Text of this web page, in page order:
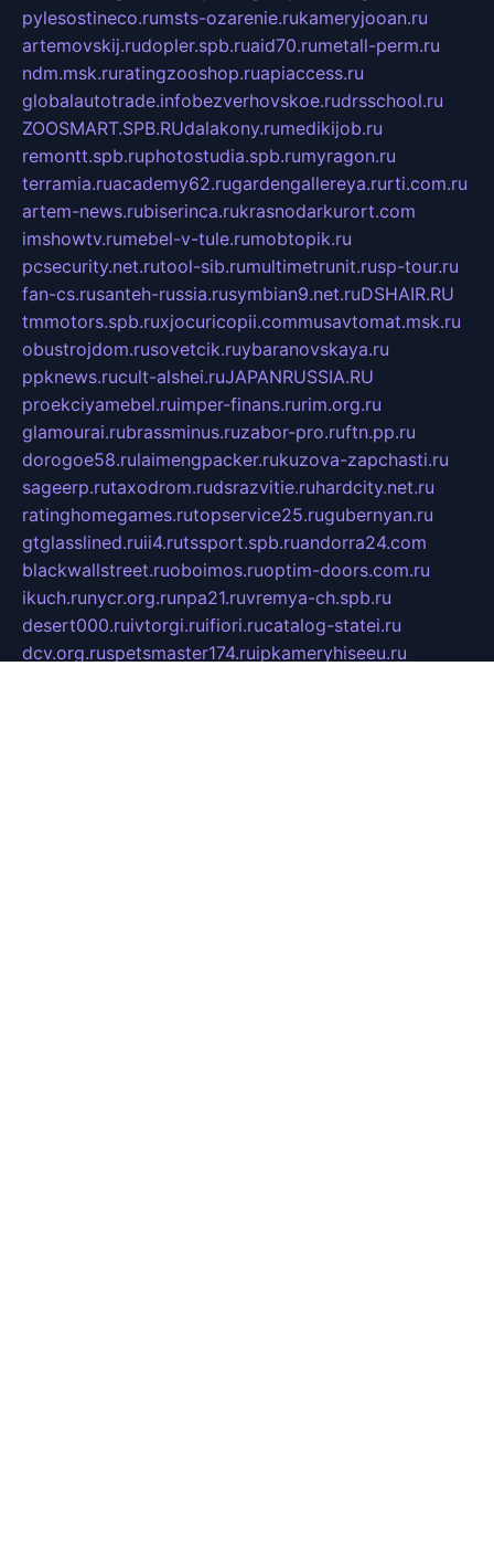
pylesostineco.rumsts-ozarenie.rukameryjooan.ru
artemovskij.rudopler.spb.ruaid70.rumetall-perm.ru
ndm.msk.ruratingzooshop.ruapiaccess.ru
globalautotrade.infobezverhovskoe.rudrsschool.ru
ZOOSMART.SPB.RUdalakony.rumedikijob.ru
remontt.spb.ruphotostudia.spb.rumyragon.ru
terramia.ruacademy62.rugardengallereya.rurti.com.ru
artem-news.rubiserinca.rukrasnodarkurort.com
imshowtv.rumebel-v-tule.rumobtopik.ru
pcsecurity.net.rutool-sib.rumultimetrunit.rusp-tour.ru
fan-cs.rusanteh-russia.rusymbian9.net.ruDSHAIR.RU
tmmotors.spb.ruxjocuricopii.commusavtomat.msk.ru
obustrojdom.rusovetcik.ruybaranovskaya.ru
ppknews.rucult-alshei.ruJAPANRUSSIA.RU
proekciyamebel.ruimper-finans.rurim.org.ru
glamourai.rubrassminus.ruzabor-pro.ruftn.pp.ru
dorogoe58.rulaimengpacker.rukuzova-zapchasti.ru
sageerp.rutaxodrom.rudsrazvitie.ruhardcity.net.ru
ratinghomegames.rutopservice25.rugubernyan.ru
gtglasslined.ruii4.rutssport.spb.ruandorra24.com
blackwallstreet.ruoboimos.ruoptim-doors.com.ru
ikuch.runycr.org.runpa21.ruvremya-ch.spb.ru
desert000.ruivtorgi.ruifiori.rucatalog-statei.ru
dcv.org.ruspetsmaster174.ruipkameryhiseeu.ru